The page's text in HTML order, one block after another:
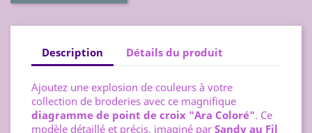
Description Détails du produit
Ajoutez une explosion de couleurs à votre
collection de broderies avec ce magnifique
diagramme de point de croix "Ara Coloré". Ce
modèle détaillé et précis, imaginé par Sandy au Fil